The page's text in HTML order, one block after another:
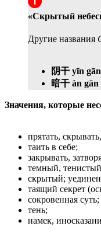
«Скрытый
Другие названия
阴干 yīn
暗干 àn
Значения, которые
прятать,
таить в себе;
закрывать,
темный,
скрытый;
таящий секрет
сокровенная
тень;
намек,